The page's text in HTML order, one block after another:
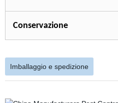
Conservazione
Imballaggio e spedizione